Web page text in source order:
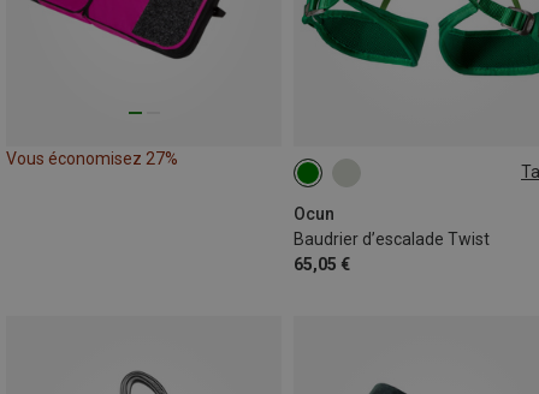
Vous économisez 27%
Ocun
Baudrier d’escalade Twist
65,05 €
63-90CM